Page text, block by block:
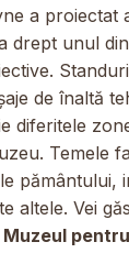
a proiectat
drept unul
de înaltă
diferitele
Temele
pământului,
altele. Vei
Muzeul